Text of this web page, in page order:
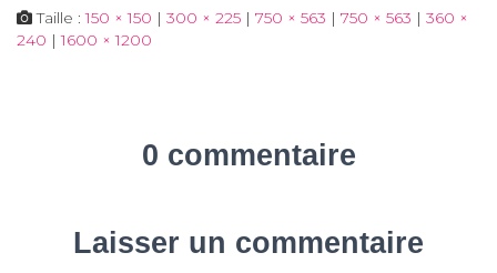
Taille :150 × 150 | 300 × 225 | 750 × 563 | 750 × 563 | 360 ×
240 | 1600 × 1200
0 commentaire
Laisser un commentaire